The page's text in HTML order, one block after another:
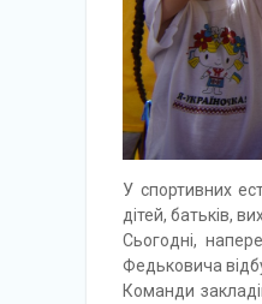
У спортивних
дітей, батьків,
Сьогодні,
Федьковича
Команди